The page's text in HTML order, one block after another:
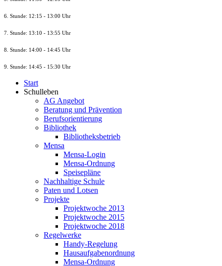
6. Stunde: 12:15 - 13:00 Uhr
7. Stunde: 13:10 - 13:55 Uhr
8. Stunde: 14:00 - 14:45 Uhr
9. Stunde: 14:45 - 15:30 Uhr
Start
Schulleben
AG Angebot
Beratung und Prävention
Berufsorientierung
Bibliothek
Bibliotheksbetrieb
Mensa
Mensa-Login
Mensa-Ordnung
Speisepläne
Nachhaltige Schule
Paten und Lotsen
Projekte
Projektwoche 2013
Projektwoche 2015
Projektwoche 2018
Regelwerke
Handy-Regelung
Hausaufgabenordnung
Mensa-Ordnung